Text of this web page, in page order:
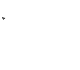
*